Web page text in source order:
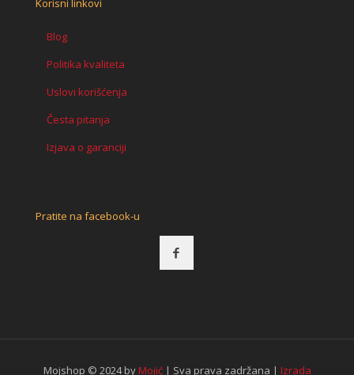
Korisni linkovi
Blog
Politika kvaliteta
Uslovi korišćenja
Česta pitanja
Izjava o garanciji
Pratite na facebook-u
Mojshop © 2024 byMojić| Sva prava zadržana | Izrada